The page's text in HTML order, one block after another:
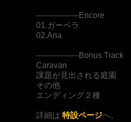
-----------------Encore
01.ガーベラ
02.Aria
-----------------Bonus Track
Caravan
課題が見出される庭園
その他
エンディング２種
詳細は特設ページへ。